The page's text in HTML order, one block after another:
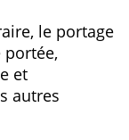
le portage
et
autres